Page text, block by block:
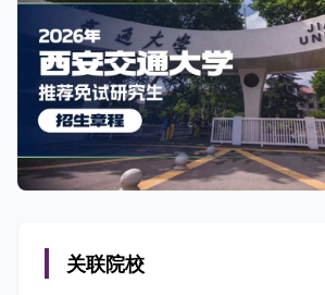
关联院校